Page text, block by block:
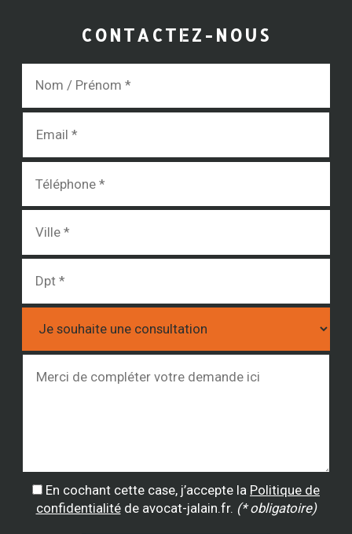
CONTACTEZ-NOUS
En cochant cette case, j’accepte la Politique de
confidentialitéde avocat-jalain.fr. (* obligatoire)